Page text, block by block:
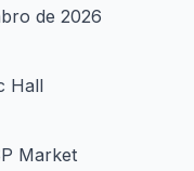
de 2026
Hall
Market